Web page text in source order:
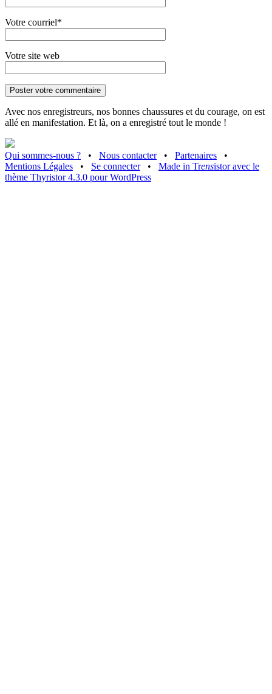
Votre courriel*
Votre site web
Avec nos enregistreurs, nos bonnes chaussures et du courage, on est
allé en manifestation. Et là, on a enregistré tout le monde !
Qui sommes-nous ? • Nous contacter • Partenaires
•
Mentions Légales
• Se connecter • Made in Trensistor avec le
thème Thyristor 4.3.0 pour WordPress